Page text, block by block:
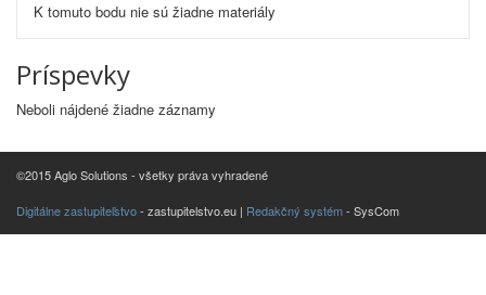
K tomuto bodu nie sú žiadne materiály
Príspevky
Neboli nájdené žiadne záznamy
©2015 Aglo Solutions - všetky práva vyhradené
Digitálne zastupiteľstvo- zastupitelstvo.eu | Redakčný systém- SysCom